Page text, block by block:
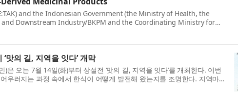
and the Indonesian Government (the Ministry of Health, the
Downstream Industry/BKPM and the Coordinating Ministry for
announced a groundbreaking collaboration aimed at s...
맛의 길, 지역을 잇다’ 개막
)은 오는 7월 14일(화)부터 상설전 ‘맛의 길, 지역을 잇다’​를 개최한다. 이번
우러지는 과정 속에서 한식이 어떻게 발전해 왔는지를 조명한다. 지역마
서로 영향을 주고받으며 오늘날 ...